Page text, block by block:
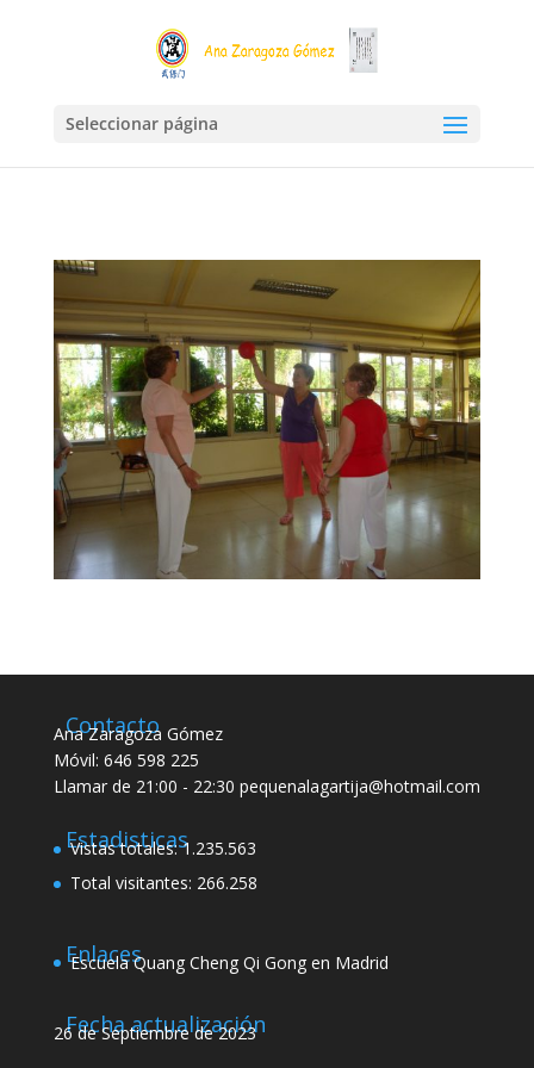
Seleccionar página
Contacto
Ana Zaragoza Gómez
Móvil: 646 598 225
Llamar de 21:00 - 22:30 pequenalagartija@hotmail.com
Estadisticas
Vistas totales:1.235.563
Total visitantes: 266.258
Enlaces
Escuela Quang Cheng Qi Gong en Madrid
Fecha actualización
26 de Septiembre de 2023